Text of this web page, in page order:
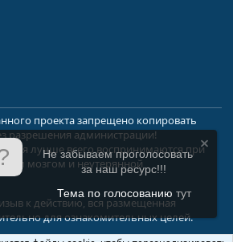
проекта запрещено копировать
разрешения администрации!
лучше всего воспринимаются при
мозгом и неутерянной
к действию, вся размещенная
для ознакомительных целей.
Не забываем проголосовать
за наш ресурс!!!
Тема по голосованию тут